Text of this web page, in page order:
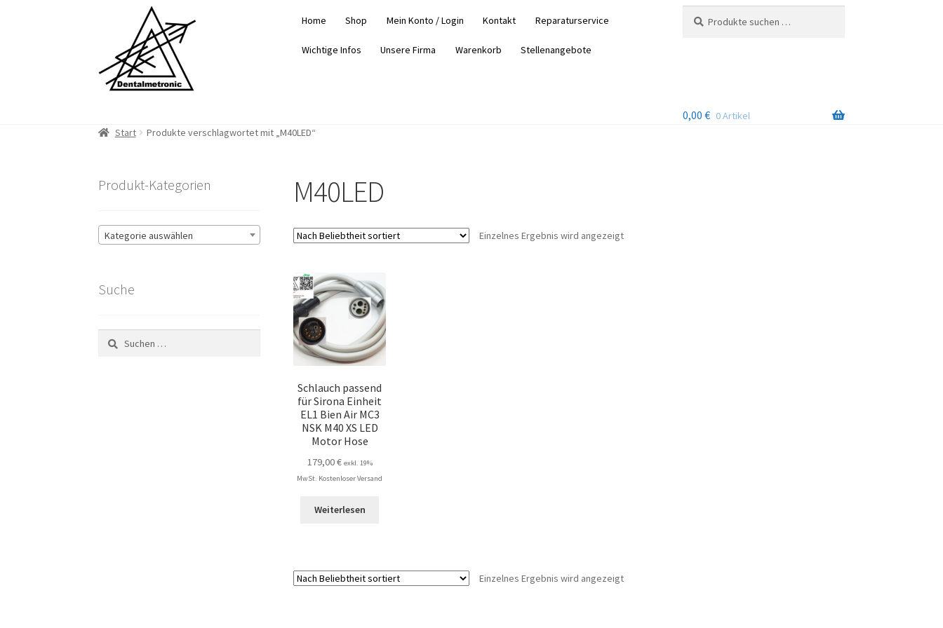
Navigation
springen
springen
Home Shop Mein Konto / Login Kontakt Reparaturservice
Wichtige Infos Unsere Firma Warenkorb Stellenangebote
nach:
0,00 € 0 Artikel
Start
Produkte verschlagwortet mit „M40LED“
M40LED
Einzelnes Ergebnis wird angezeigt
Schlauch passend
für Sirona Einheit
EL1 Bien Air MC3
NSK M40 XS LED
Motor Hose
179,00€ exkl. 19%
MwSt. Kostenloser Versand
Weiterlesen
Einzelnes Ergebnis wird angezeigt
Produkt-Kategorien
Kategorie auswählen
Suche
Suchen
nach: